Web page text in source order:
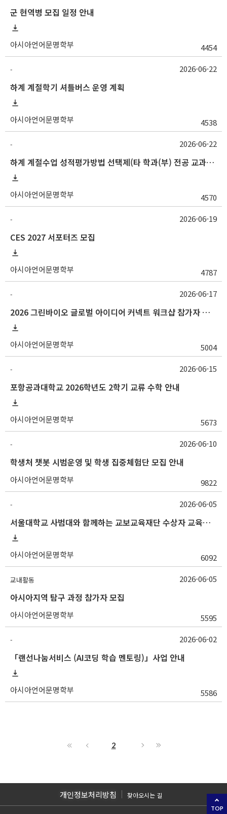
군 현역병 모집 일정 안내
아시아언어문명학부 4454
-
하계 계절학기 셔틀버스 운영 계획
아시아언어문명학부 4538
2026-06-22
-
하계 계절수업 성적평가방법 선택제(타 학과(부) 전공 교과목 및 교양 교과목) 신청 기간 안내
아시아언어문명학부 4570
2026-06-22
-
CES 2027 서포터즈 모집
아시아언어문명학부 4787
2026-06-19
-
2026 그린바이오 글로벌 아이디어 커넥트 워크샵 참가자 모집
아시아언어문명학부 5004
2026-06-17
-
포항공과대학교 2026학년도 2학기 교류 수학 안내
아시아언어문명학부 5673
2026-06-15
-
학생처 챗봇 시범운영 및 학생 집중체험단 모집 안내
아시아언어문명학부 9822
2026-06-10
-
서울대학교 사범대와 함께하는 교보교육재단 수상자 교육여행 안내
아시아언어문명학부 6092
2026-06-05
교내활동
아시아지역 탐구 과정 참가자 모집
아시아언어문명학부 5595
2026-06-05
-
「랜선나눔서비스 (AI코딩 학습 멘토링)」사업 안내
아시아언어문명학부 5586
2026-06-02
2
TOP
개인정보처리방침 찾아오시는 길